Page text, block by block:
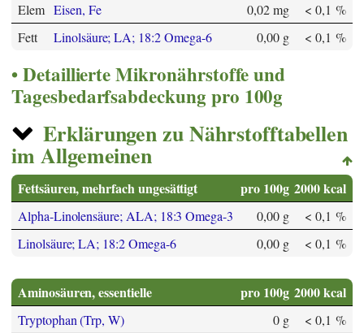
Elem Eisen, Fe 0,02 mg
< 0,1 %
Fett
Linolsäure; LA; 18:2 Omega-6 0,00 g < 0,1 %
Detaillierte Mikronährstoffe und
Tagesbedarfsabdeckung pro 100g
Erklärungen zu Nährstofftabellen
im Allgemeinen
Fettsäuren, mehrfach ungesättigt pro 100g 2000 kcal
Alpha-Linolensäure; ALA; 18:3 Omega-3 0,00 g
< 0,1 %
Linolsäure; LA; 18:2 Omega-6
0,00 g < 0,1 %
Aminosäuren, essentielle pro 100g 2000 kcal
Tryptophan (Trp, W) 0 g
< 0,1 %